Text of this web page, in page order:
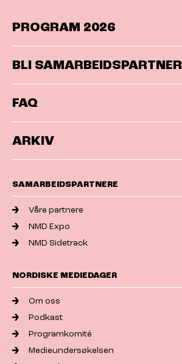
PROGRAM 2026
BLI SAMARBEIDSPARTNER
FAQ
ARKIV
SAMARBEIDSPARTNERE
Våre partnere
NMD Expo
NMD Sidetrack
NORDISKE MEDIEDAGER
Om oss
Podkast
Programkomité
Medieundersøkelsen